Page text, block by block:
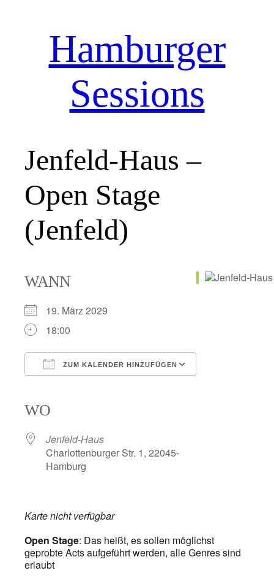
Hamburger
Sessions
Jenfeld-Haus –
Open Stage
(Jenfeld)
WANN
19. März 2029
18:00
ZUM KALENDER HINZUFÜGEN
WO
Jenfeld-Haus
Charlottenburger Str. 1, 22045-
Hamburg
Karte nicht verfügbar
Open Stage: Das heißt, es sollen möglichst
geprobte Acts aufgeführt werden, alle Genres sind
erlaubt